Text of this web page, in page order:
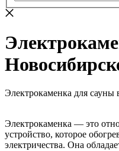
Электрокаменка для сауны
Электрокаменка — это
устройство, которое
электричества. Она